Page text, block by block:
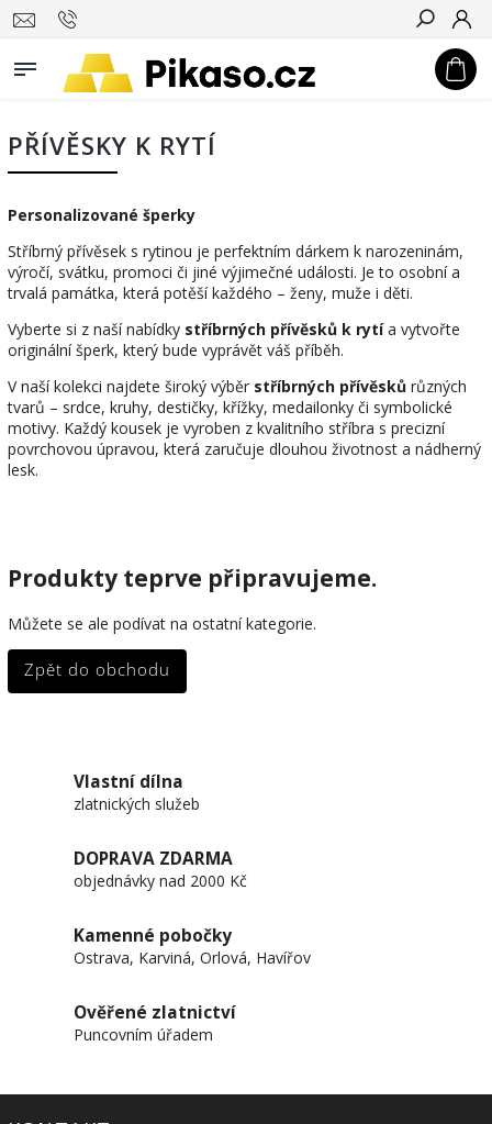
Hledat
PŘÍVĚSKY K RYTÍ
Personalizované šperky
Stříbrný přívěsek s rytinou je perfektním dárkem k narozeninám,
výročí, svátku, promoci či jiné výjimečné události. Je to osobní a
trvalá památka, která potěší každého – ženy, muže i děti.
Vyberte si z naší nabídky stříbrných přívěsků k rytía vytvořte
originální šperk, který bude vyprávět váš příběh.
V naší kolekci najdete široký výběr stříbrných přívěsků různých
tvarů – srdce, kruhy, destičky, křížky, medailonky či symbolické
motivy. Každý kousek je vyroben z kvalitního stříbra s precizní
povrchovou úpravou, která zaručuje dlouhou životnost a nádherný
lesk.
Produkty teprve připravujeme.
Můžete se ale podívat na ostatní kategorie.
Zpět do obchodu
Vlastní dílna
zlatnických služeb
DOPRAVA ZDARMA
objednávky nad 2000 Kč
Kamenné pobočky
Ostrava, Karviná, Orlová, Havířov
Ověřené zlatnictví
Puncovním úřadem